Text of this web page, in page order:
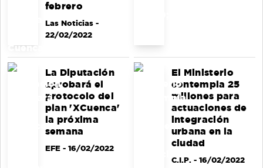
febrero
Las Noticias-
22/02/2022
La Diputación
aprobará el
protocolo del
plan 'XCuenca'
la próxima
semana
EFE - 16/02/2022
El Ministerio
contempla 25
millones para
actuaciones de
integración
urbana en la
ciudad
C.I.P. - 16/02/2022